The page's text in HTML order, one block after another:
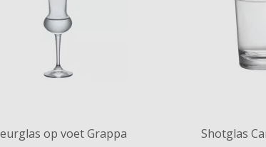
op voet Grappa Shotglas